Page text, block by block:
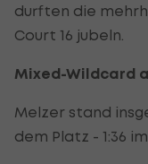
durften die
Court 16 jubeln.
Mixed-Wildcard
Melzer stand
dem Platz - 1:36